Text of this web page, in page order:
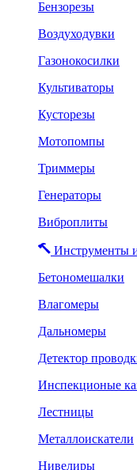
Бензорезы
Воздуходувки
Газонокосилки
Культиваторы
Кусторезы
Мотопомпы
Триммеры
Генераторы
Виброплиты
Инструменты
Бетономешалки
Влагомеры
Дальномеры
Детектор
Инспекционые
Лестницы
Металлоискатели
Нивелиры